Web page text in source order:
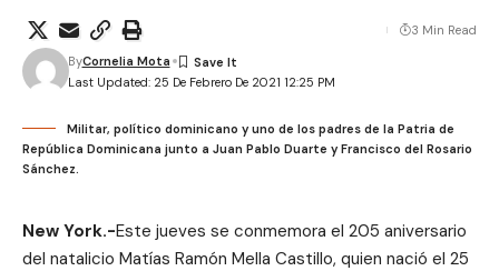
Last Updated: 25 De Febrero De 2021 12:25 PM
ByCornelia Mota
3 Min Read
Militar, político dominicano y uno de los padres de la Patria de
República Dominicana junto a Juan Pablo Duarte y Francisco del Rosario
Sánchez.
New York.-Este jueves se conmemora el 205 aniversario
del natalicio Matías Ramón Mella Castillo, quien nació el 25